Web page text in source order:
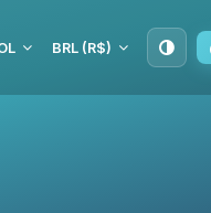
BRL (R$)